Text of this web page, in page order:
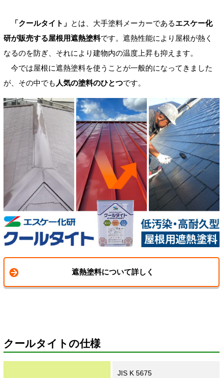
「クールタイト」 とは、大手塗料メーカーであるエスケー化
研が販売する屋根用遮熱塗料です。遮熱性能により屋根が熱く
なるのを防ぎ、それにより建物内の温度上昇も抑えます。
今では屋根に遮熱塗料を使うことが一般的になってきました
が、その中でも 人気の塗料のひとつです。
遮熱塗料について詳しく
クールタイトの仕様
JIS K 5675